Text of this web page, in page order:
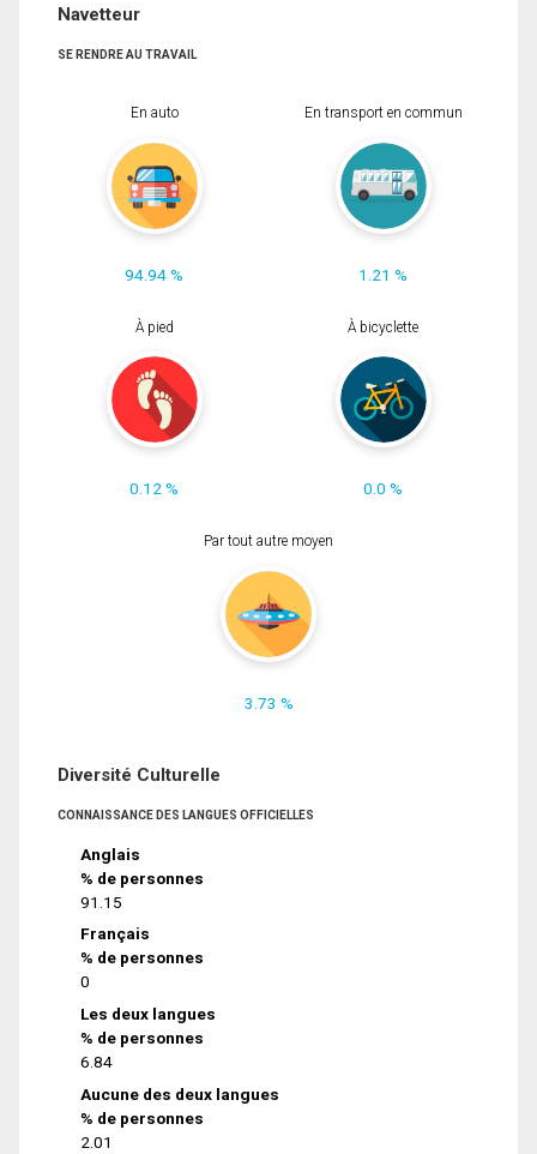
Navetteur
SE RENDRE AU TRAVAIL
En auto
94.94 %
En transport en commun
1.21 %
À pied
0.12 %
À bicyclette
0.0 %
Par tout autre moyen
3.73 %
Diversité Culturelle
CONNAISSANCE DES LANGUES OFFICIELLES
Anglais
% de personnes
91.15
Français
% de personnes
0
Les deux langues
% de personnes
6.84
Aucune des deux langues
% de personnes
2.01